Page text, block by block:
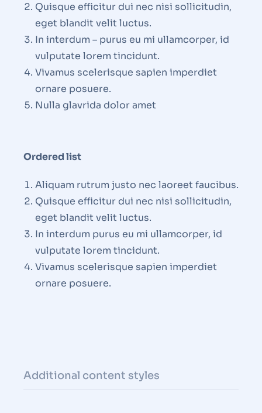
Quisque efficitur dui nec nisi sollicitudin,
eget blandit velit luctus.
In interdum – purus eu mi ullamcorper, id
vulputate lorem tincidunt.
Vivamus scelerisque sapien imperdiet
ornare posuere.
Nulla glavrida dolor amet
Ordered list
Aliquam rutrum justo nec laoreet faucibus.
Quisque efficitur dui nec nisi sollicitudin,
eget blandit velit luctus.
In interdum purus eu mi ullamcorper, id
vulputate lorem tincidunt.
Vivamus scelerisque sapien imperdiet
ornare posuere.
Additional content styles